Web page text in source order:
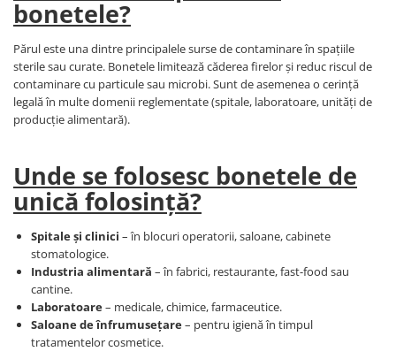
Tricouri si bluze reflectorizante (HI-
Fesuri, capisoane si sepci
reflectorizante (HI-VIS)
Accesorii reflectorizante (HI-VIS)
Îmbrăcăminte ANTICHIMICĂ |
Costume | Combinezoane
Antichimice | Multirisc
Halate | Sorturi Antichimice |
Multirisc
Jachete | Bluze Antichimice |
Multirisc
Pantaloni Antichimici | Multirisc
Îmbrăcăminte IGNIFUGĂ (ANTI-
FLACĂRĂ)
Saboți de protecție SB
Sandale
Sandale de protecție OB
Sandale de lucru O1
Sandale de protecție SB
Sandale de protecție S1P
Accesorii încălțăminte
bonetele?
Părul este una dintre principalele surse de contaminare în spațiile
sterile sau curate. Bonetele limitează căderea firelor și reduc riscul de
contaminare cu particule sau microbi. Sunt de asemenea o cerință
legală în multe domenii reglementate (spitale, laboratoare, unități de
producție alimentară).
Unde se folosesc bonetele de
unică folosință?
Spitale și clinici – în blocuri operatorii, saloane, cabinete
stomatologice.
Industria alimentară – în fabrici, restaurante, fast-food sau
cantine.
Laboratoare– medicale, chimice, farmaceutice.
Saloane de înfrumusețare– pentru igienă în timpul
tratamentelor cosmetice.